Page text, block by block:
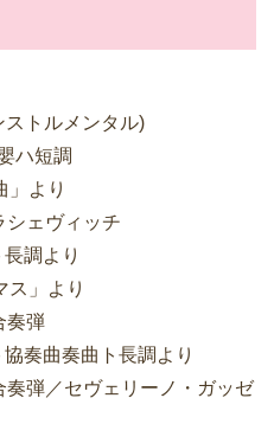
トルメンタル)
ハ短調
より
ヴィッチ
調より
」より
弾
奏曲奏曲ト長調より
／セヴェリーノ・ガッゼ